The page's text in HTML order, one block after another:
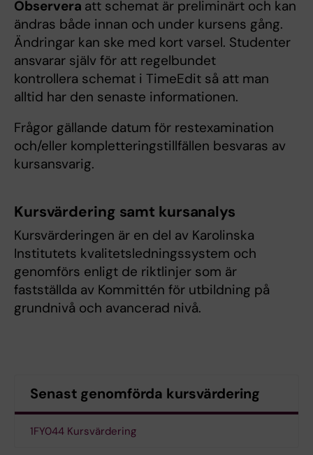
Observera att schemat är preliminärt och kan
ändras både innan och under kursens gång.
Ändringar kan ske med kort varsel. Studenter
ansvarar själv för att regelbundet
kontrollera schemat i TimeEdit så att man
alltid har den senaste informationen.
Frågor gällande datum för restexamination
och/eller kompletteringstillfällen besvaras av
kursansvarig.
Kursvärdering samt kursanalys
Kursvärderingen är en del av Karolinska
Institutets kvalitetsledningssystem och
genomförs enligt de riktlinjer som är
fastställda av Kommittén för utbildning på
grundnivå och avancerad nivå.
Senast genomförda kursvärdering
1FY044 Kursvärdering